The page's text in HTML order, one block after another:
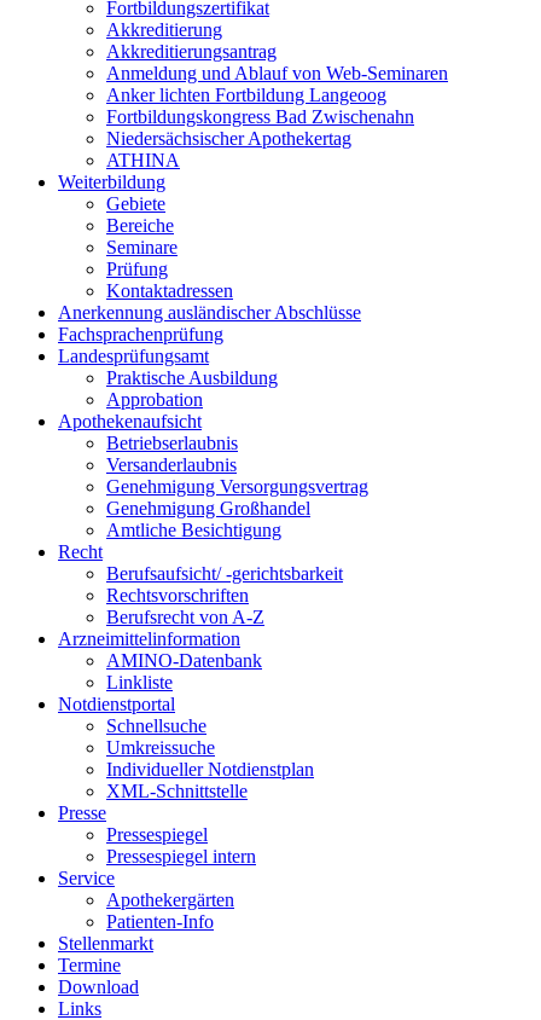
Fortbildungszertifikat
Akkreditierung
Akkreditierungsantrag
Anmeldung und Ablauf von Web-Seminaren
Anker lichten Fortbildung Langeoog
Fortbildungskongress Bad Zwischenahn
Niedersächsischer Apothekertag
ATHINA
Weiterbildung
Gebiete
Bereiche
Seminare
Prüfung
Kontaktadressen
Anerkennung ausländischer Abschlüsse
Fachsprachenprüfung
Landesprüfungsamt
Praktische Ausbildung
Approbation
Apothekenaufsicht
Betriebserlaubnis
Versanderlaubnis
Genehmigung Versorgungsvertrag
Genehmigung Großhandel
Amtliche Besichtigung
Recht
Berufsaufsicht/ -gerichtsbarkeit
Rechtsvorschriften
Berufsrecht von A-Z
Arzneimittelinformation
AMINO-Datenbank
Linkliste
Notdienstportal
Schnellsuche
Umkreissuche
Individueller Notdienstplan
XML-Schnittstelle
Presse
Pressespiegel
Pressespiegel intern
Service
Apothekergärten
Patienten-Info
Stellenmarkt
Termine
Download
Links